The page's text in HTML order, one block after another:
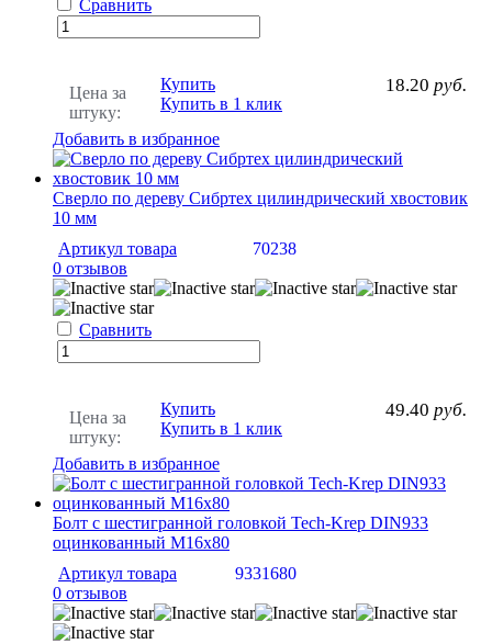
Сравнить
Цена за
штуку:
18.20 руб.
Купить
Купить в 1 клик
Добавить в избранное
Сверло по дереву Сибртех цилиндрический хвостовик
10 мм
Артикул товара
70238
0 отзывов
Сравнить
Цена за
штуку:
49.40 руб.
Купить
Купить в 1 клик
Добавить в избранное
Болт с шестигранной головкой Tech-Krep DIN933
оцинкованный М16х80
Артикул товара
9331680
0 отзывов